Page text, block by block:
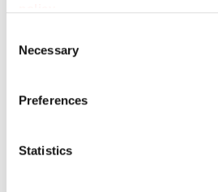
Selection
Necessary
Preferences
Statistics
SECURIO
mm +